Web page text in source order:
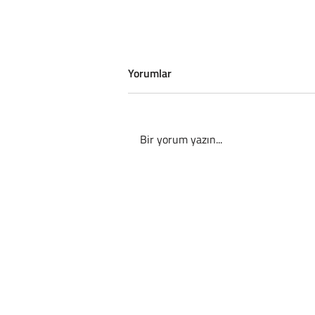
Yorumlar
Bir yorum yazın...